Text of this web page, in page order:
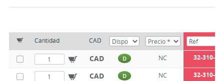
Cantidad CAD
CAD D NC 32-310-8-4
CAD D NC 32-310-8-5